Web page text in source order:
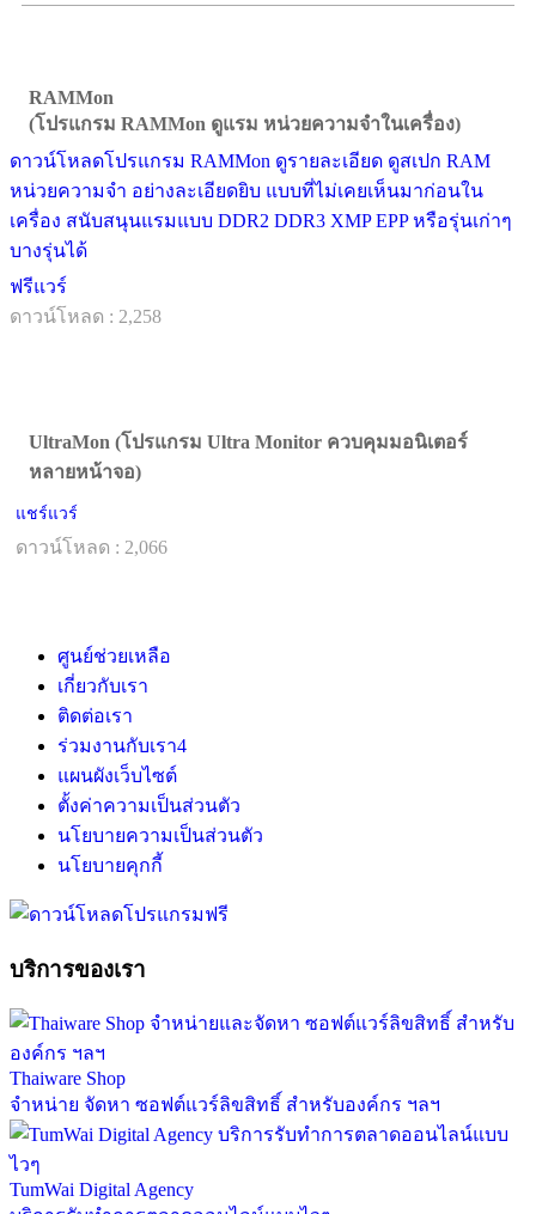
RAMMon
(โปรแกรม RAMMon ดูแรม หน่วยความจำในเครื่อง)
ดาวน์โหลดโปรแกรม RAMMon ดูรายละเอียด ดูสเปก RAM
หน่วยความจำ อย่างละเอียดยิบ แบบที่ไม่เคยเห็นมาก่อนใน
เครื่อง สนับสนุนแรมแบบ DDR2 DDR3 XMP EPP หรือรุ่นเก่าๆ
บางรุ่นได้
ฟรีแวร์
ดาวน์โหลด : 2,258
UltraMon (โปรแกรม Ultra Monitor ควบคุมมอนิเตอร์
หลายหน้าจอ)
แชร์แวร์
ดาวน์โหลด : 2,066
ศูนย์ช่วยเหลือ
เกี่ยวกับเรา
ติดต่อเรา
ร่วมงานกับเรา4
แผนผังเว็บไซต์
ตั้งค่าความเป็นส่วนตัว
นโยบายความเป็นส่วนตัว
นโยบายคุกกี้
บริการของเรา
Thaiware Shop
จำหน่าย จัดหา ซอฟต์แวร์ลิขสิทธิ์ สำหรับองค์กร ฯลฯ
TumWai Digital Agency